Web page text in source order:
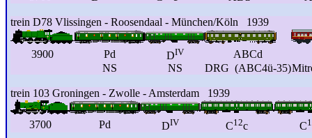
trein D78 Vlissingen - Roosendaal - München/Köln 1939
3900 Pd DIV
ABCd
NS
NS DRG (ABC4ü-35)
trein 103 Groningen - Zwolle - Amsterdam 1939
3700 Pd DIV C12c C